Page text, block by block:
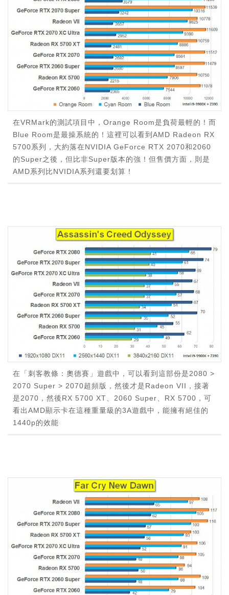
在VRMark的測試項目中，Orange Room是負荷最輕的！而
Blue Room是最操系統的！這裡可以看到AMD Radeon RX
5700系列，大約落在NVIDIA GeForce RTX 2070和2060
的Super之後，但比非Super版本的強！但售價方面，則是
AMD系列比NVIDIA系列還要划算！
在「刺客教條：奧德賽」遊戲中，可以看到這部份是2080 >
2070 Super > 2070超頻版，然後才是Radeon VII，接著
是2070，然後RX 5700 XT、2060 Super、RX 5700，可
看出AMD顯示卡在這種重量級的3A遊戲中，能擁有絕佳的
1440p的效能